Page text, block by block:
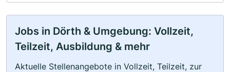
Jobs in Dörth & Umgebung: Vollzeit,
Teilzeit, Ausbildung & mehr
Aktuelle Stellenangebote in Vollzeit, Teilzeit, zur